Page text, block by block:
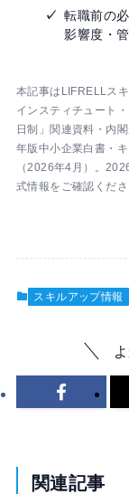
転職前の
影響度・
本記事はLIFRELLス
インスティチュート
日制」関連資料・内
年版中小企業白書・
（2026年4月）。
式情報をご確認くださ
スキルアップ情報
関連記事